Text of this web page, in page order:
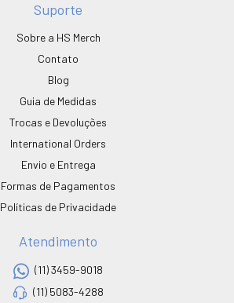
Suporte
Sobre a HS Merch
Contato
Blog
Guia de Medidas
Trocas e Devoluções
International Orders
Envio e Entrega
Formas de Pagamentos
Políticas de Privacidade
Atendimento
(11) 3459-9018
(11) 5083-4288